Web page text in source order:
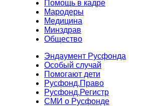
Помощь в кадре
Мародеры
Медицина
Минздрав
Общество
Эндаумент Русфонда
Особый случай
Помогают дети
Русфонд.Право
Русфонд.Регистр
СМИ о Русфонде